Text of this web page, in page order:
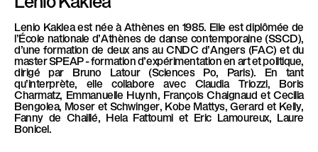
m
e
P
a
r
a
l
Lenio Kakleaest née à Athènes en 1985. Elle est diplômée de
l’École nationale d’Athènes de danse contemporaine (SSCD),
d’une formation de deux ans au CNDC d’Angers (FAC) et du
master SPEAP - formation d’expérimentation en art et politique,
dirigé par Bruno Latour (Sciences Po, Paris). En tant
qu’interprète, elle collabore avec Claudia Triozzi, Boris
Charmatz, Emmanuelle Huynh, François Chaignaud et Cecilia
Bengolea, Moser et Schwinger, Kobe Mattys, Gerard et Kelly,
Fanny de Chaillé, Hela Fattoumi et Eric Lamoureux, Laure
Bonicel.